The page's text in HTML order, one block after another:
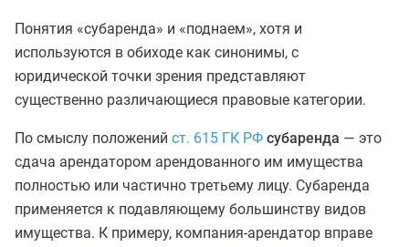
Понятия «субаренда» и «поднаем», хотя и
используются в обиходе как синонимы, с
юридической точки зрения представляют
существенно различающиеся правовые категории.
По смыслу положений ст. 615 ГК РФ субаренда — это
сдача арендатором арендованного им имущества
полностью или частично третьему лицу. Субаренда
применяется к подавляющему большинству видов
имущества. К примеру, компания-арендатор вправе